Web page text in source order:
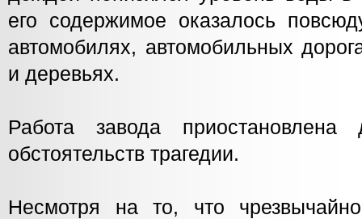
его содержимое оказалось
автомобилях, автомобильных
и деревьях.
Работа завода
обстоятельств трагедии.
Несмотря на то, что